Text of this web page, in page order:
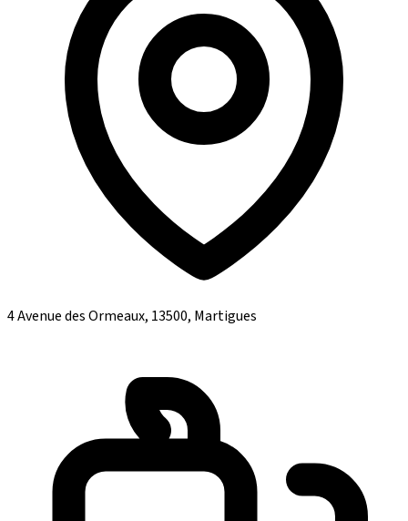
4 Avenue des Ormeaux, 13500, Martigues